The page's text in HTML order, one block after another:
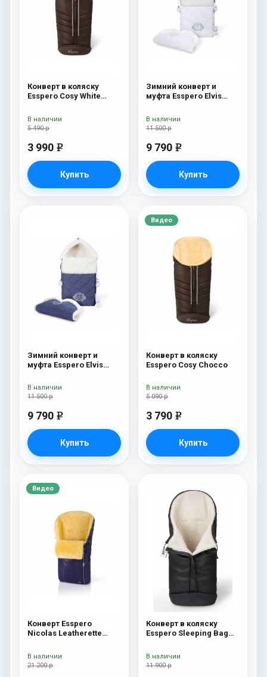
Конверт в коляску
Esspero Cosy White
5 490 р
3 990 e
Купить
В наличии
Зимний конверт и
муфта Esspero Elvis
Like
11 500 р
9 790 e
Купить
В наличии
Зимний конверт и
муфта Esspero Elvis
11 500 р
9 790 e
Купить
В наличии
Видео
Конверт в коляску
Esspero Cosy Chocco
5 090 р
3 790 e
Купить
В наличии
Видео
Конверт Esspero
Nicolas Leatherette
21 200 р
В наличии
Конверт в коляску
Esspero Sleeping Bag
100% шерсть) Black
11 900 р
В наличии